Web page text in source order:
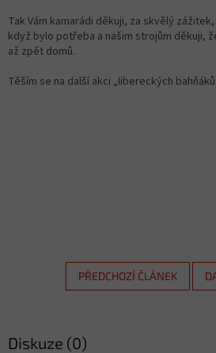
Tak Vám kamarádi děkuji, za skvělý
když bylo potřeba a našim strojům děkuji,
až zpět domů.
Těším se na další akci „libereckých
PŘEDCHOZÍ ČLÁNEK
Diskuze (0)